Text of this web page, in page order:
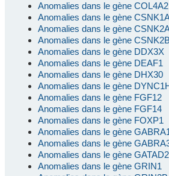
Anomalies dans le gène COL4A2
Anomalies dans le gène
Anomalies dans le gène
Anomalies dans le gène
Anomalies dans le gène DDX3X
Anomalies dans le gène DEAF1
Anomalies dans le gène DHX30
Anomalies dans le gène
Anomalies dans le gène FGF12
Anomalies dans le gène FGF14
Anomalies dans le gène FOXP1
Anomalies dans le gène
Anomalies dans le gène
Anomalies dans le gène
Anomalies dans le gène GRIN1